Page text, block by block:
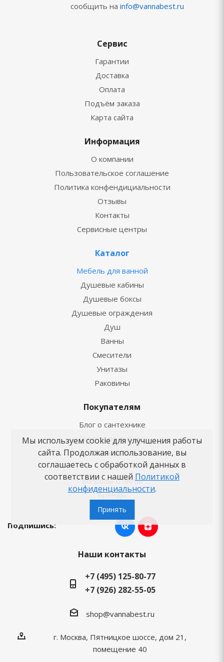
сообщить на info@vannabest.ru
Сервис
Гарантии
Доставка
Оплата
Подъём заказа
Карта сайта
Информация
О компании
Пользовательское соглашение
Политика конфендициальности
Отзывы
Контакты
Сервисные центры
Каталог
Мебель для ванной
Душевые кабины
Душевые боксы
Душевые ограждения
Душ
Ванны
Смесители
Унитазы
Раковины
Покупателям
Блог о сантехнике
Советы по выбору
Как заказать
Новости
Вопросы-ответы
Бренды
Подпишись:
Наши контакты
+7 (495) 125-80-77
+7 (926) 282-55-05
shop@vannabest.ru
г. Москва, Пятницкое шоссе, дом 21,
помещение 40
Мы используем cookie для улучшения работы
сайта. Продолжая использование, вы
соглашаетесь с обработкой данных в
соответствии с нашей Политикой
конфиденциальности.
Принять